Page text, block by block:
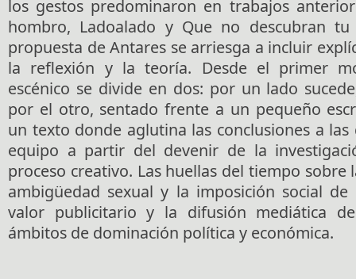
los gestos predominaron en trabajos
hombro, Ladoalado y Que no descubran
propuesta de Antares se arriesga a incluir
la reflexión y la teoría. Desde el primer
escénico se divide en dos: por un lado
por el otro, sentado frente a un pequeño
un texto donde aglutina las conclusiones a
equipo a partir del devenir de la
proceso creativo. Las huellas del tiempo sobre
ambigüedad sexual y la imposición social
valor publicitario y la difusión mediática
ámbitos de dominación política y económica.